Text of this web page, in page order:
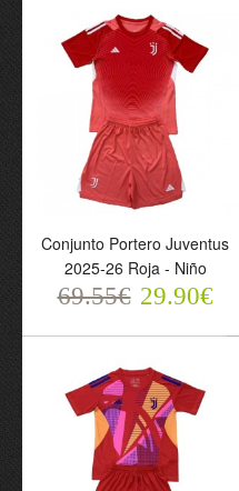
69.55€ 29.90€
Conjunto Portero Juventus
2025-26 Roja - Niño
69.55€ 29.90€